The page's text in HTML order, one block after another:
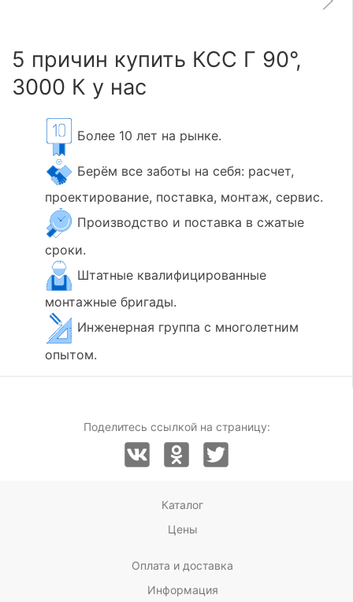
5 причин купить КСС Г 90°,
3000 К у нас
Более 10 лет на рынке.
Берём все заботы на себя: расчет,
проектирование, поставка, монтаж, сервис.
Производство и поставка в сжатые
сроки.
Штатные квалифицированные
монтажные бригады.
Инженерная группа с многолетним
опытом.
Поделитесь ссылкой на страницу:
Каталог
Цены
Оплата и доставка
Информация